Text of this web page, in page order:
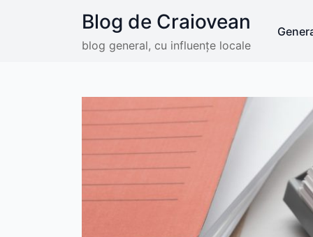
Blog de Craiovean
blog general, cu influențe locale